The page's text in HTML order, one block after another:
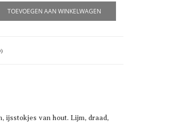
TOEVOEGEN AAN WINKELWAGEN
ijsstokjes van hout. Lijm, draad,